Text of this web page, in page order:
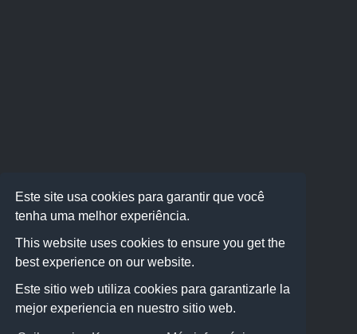
Este site usa cookies para garantir que você
tenha uma melhor experiência.
This website uses cookies to ensure you get the
best experience on our website.
Este sitio web utiliza cookies para garantizarle la
mejor experiencia en nuestro sitio web.